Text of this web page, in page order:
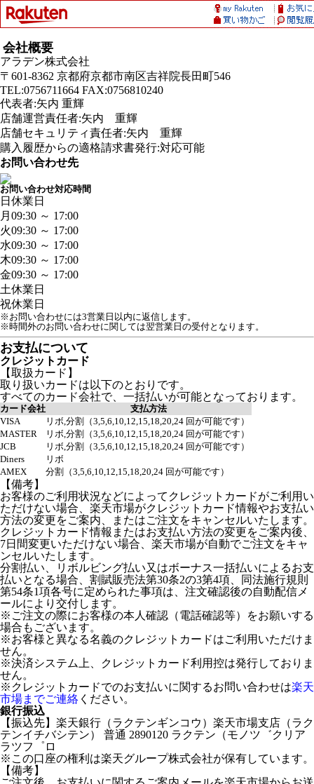
会社概要
アラデン株式会社
〒601-8362 京都府京都市南区吉祥院長田町546
TEL:0756711664 FAX:0756810240
代表者:矢内 重輝
店舗運営責任者:矢内 重輝
店舗セキュリティ責任者:矢内 重輝
購入履歴からの適格請求書発行:対応可能
お問い合わせ先
お問い合わせ対応時間
日 休業日
月 09:30 ～ 17:00
火09:30 ～ 17:00
水09:30 ～ 17:00
木09:30 ～ 17:00
金09:30 ～ 17:00
土休業日
祝休業日
※お問い合わせには3営業日以内に返信します。
※時間外のお問い合わせに関しては翌営業日の受付となります。
お支払について
クレジットカード
【取扱カード】
取り扱いカードは以下のとおりです。
すべてのカード会社で、一括払いが可能となっております。
カード会社
支払方法
VISA
リボ,分割（3,5,6,10,12,15,18,20,24 回が可能です）
MASTER
リボ,分割（3,5,6,10,12,15,18,20,24 回が可能です）
JCB
リボ,分割（3,5,6,10,12,15,18,20,24 回が可能です）
Diners
リボ
AMEX
分割（3,5,6,10,12,15,18,20,24 回が可能です）
【備考】
お客様のご利用状況などによってクレジットカードがご利用い
ただけない場合、楽天市場がクレジットカード情報やお支払い
方法の変更をご案内、またはご注文をキャンセルいたします。
クレジットカード情報またはお支払い方法の変更をご案内後、
7日間変更いただけない場合、楽天市場が自動でご注文をキャ
ンセルいたします。
分割払い、リボルビング払い又はボーナス一括払いによるお支
払いとなる場合、割賦販売法第30条2の3第4項、同法施行規則
第54条1項各号に定められた事項は、注文確認後の自動配信メ
ールにより交付します。
※ご注文の際にお客様の本人確認（電話確認等）をお願いする
場合もございます。
※お客様と異なる名義のクレジットカードはご利用いただけま
せん。
※決済システム上、クレジットカード利用控は発行しておりま
せん。
※クレジットカードでのお支払いに関するお問い合わせは楽天
市場までご連絡 ください。
銀行振込
【振込先】楽天銀行（ラクテンギンコウ）楽天市場支店（ラク
テンイチバシテン） 普通 2890120 ラクテン（モノツ゛クリア
ラツフ゜ロ
※この口座の権利は楽天グループ株式会社が保有しています。
【備考】